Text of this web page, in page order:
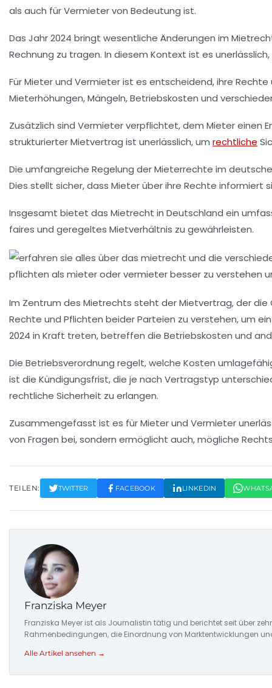
als auch für Vermieter von Bedeutung ist.
Das Jahr2024 bringt wesentliche Änderungen im
Rechnung zu tragen. In diesem Kontext ist es
Für Mieter und Vermieter ist es entscheidend, ihre Rechte
Mieterhöhungen,Mängeln, Betriebskosten und
Zusätzlich sind Vermieter verpflichtet, dem Mieter einen
strukturierter Mietvertrag ist unerlässlich, um rechtliche
Die umfangreiche Regelung derMieterrechte im
Dies stellt sicher, dass Mieter über ihre Rechte informiert
Insgesamt bietet das Mietrecht in Deutschland ein
faires und geregeltes Mietverhältnis zu gewährleisten.
Im Zentrum des Mietrechts steht derMietvertrag, der die
Rechte und Pflichten beider Parteien zu verstehen, um
2024 in Kraft treten, betreffen die Betriebskosten und
Die Betriebsverordnung regelt, welche Kosten
ist die Kündigungsfrist, die je nach Vertragstyp
rechtliche Sicherheit zu erlangen.
Zusammengefasst ist es fürMieterund Vermieter
von Fragen bei, sondern ermöglicht auch, mögliche
TEILEN: TWITTER FACEBOOK LINKEDIN
Franziska Meyer
Franziska Meyer ist als Journalistin tätig und berichtet seit über
Rahmenbedingungen, die Einordnung von Marktentwicklungen
Alle Artikel ansehen →